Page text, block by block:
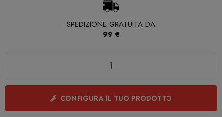
SPEDIZIONE GRATUITA DA
99 €
CONFIGURA IL TUO PRODOTTO